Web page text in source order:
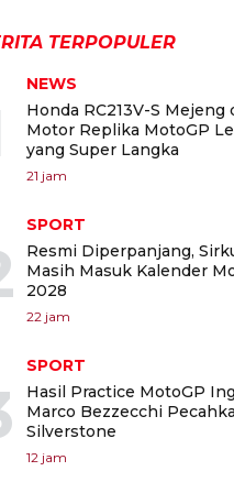
TERPOPULER
NEWS
Honda RC213V-S Mejeng
Motor Replika MotoGP
yang Super Langka
21 jam
SPORT
Resmi Diperpanjang,
Masih Masuk Kalender
2028
22 jam
SPORT
Hasil Practice MotoGP
Marco Bezzecchi
Silverstone
12 jam